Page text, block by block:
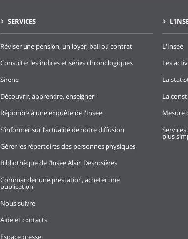
SERVICES
Réviser une pension, un loyer, bail ou contrat
Consulter les indices et séries chronologiques
Sirene
Découvrir, apprendre, enseigner
Répondre à une enquête de l'Insee
S’informer sur l’actualité de notre diffusion
Gérer les répertoires des personnes physiques
Bibliothèque de l’Insee Alain Desrosières
Commander une prestation, acheter une
publication
Nous suivre
Aide et contacts
Espace presse
L'Insee
Les
La
La
Mesure
plus